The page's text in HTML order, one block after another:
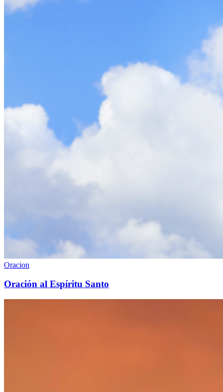
Oracion
Oración al Espíritu Santo